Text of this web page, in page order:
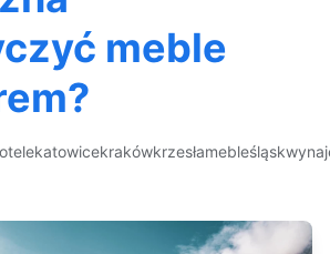
meble
katowicekrakówkrzesłamebleśląsk